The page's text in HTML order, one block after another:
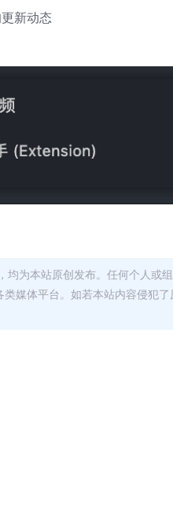
新动态
均为本站原创发布。任何个人或
媒体平台。如若本站内容侵犯